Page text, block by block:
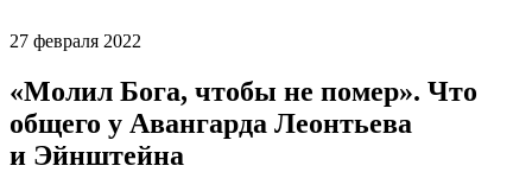
27 февраля 2022
«Молил Бога, чтобы не помер». Что
общего у Авангарда Леонтьева
и Эйнштейна